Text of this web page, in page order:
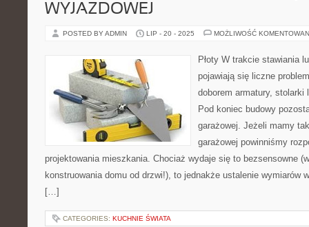
WYJAZDOWEJ
POSTED BY ADMIN LIP - 20 - 2025 MOŻLIWOŚĆ
Płoty W trakcie stawiania
pojawiają się liczne
doborem armatury, stolarki
Pod koniec budowy
garażowej. Jeżeli mamy
garażowej powinniśmy
projektowania mieszkania. Chociaż wydaje się to bezsensowne
konstruowania domu od drzwi!), to jednakże ustalenie wymiarów
[…]
CATEGORIES: KUCHNIE ŚWIATA